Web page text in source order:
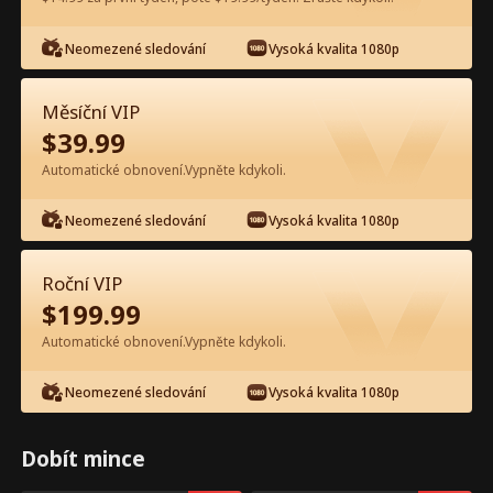
Sledujte zdarma v aplikaci
Epizoda 19 - Dvojčata šéfa chtí
maminku zpět Celý film
Neomezené sledování Vysoká kvalita 1080p
Měsíční VIP
$39.99
Automatické obnovení.Vypněte kdykoli.
Neomezené sledování Vysoká kvalita 1080p
Roční VIP
$199.99
Automatické obnovení.Vypněte kdykoli.
Neomezené sledování Vysoká kvalita 1080p
Dobít mince